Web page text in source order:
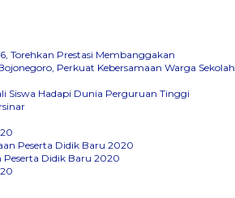
Torehkan Prestasi Membanggakan
Perkuat Kebersamaan Warga Sekolah
Siswa Hadapi Dunia Perguruan Tinggi
Peserta Didik Baru 2020
Didik Baru 2020